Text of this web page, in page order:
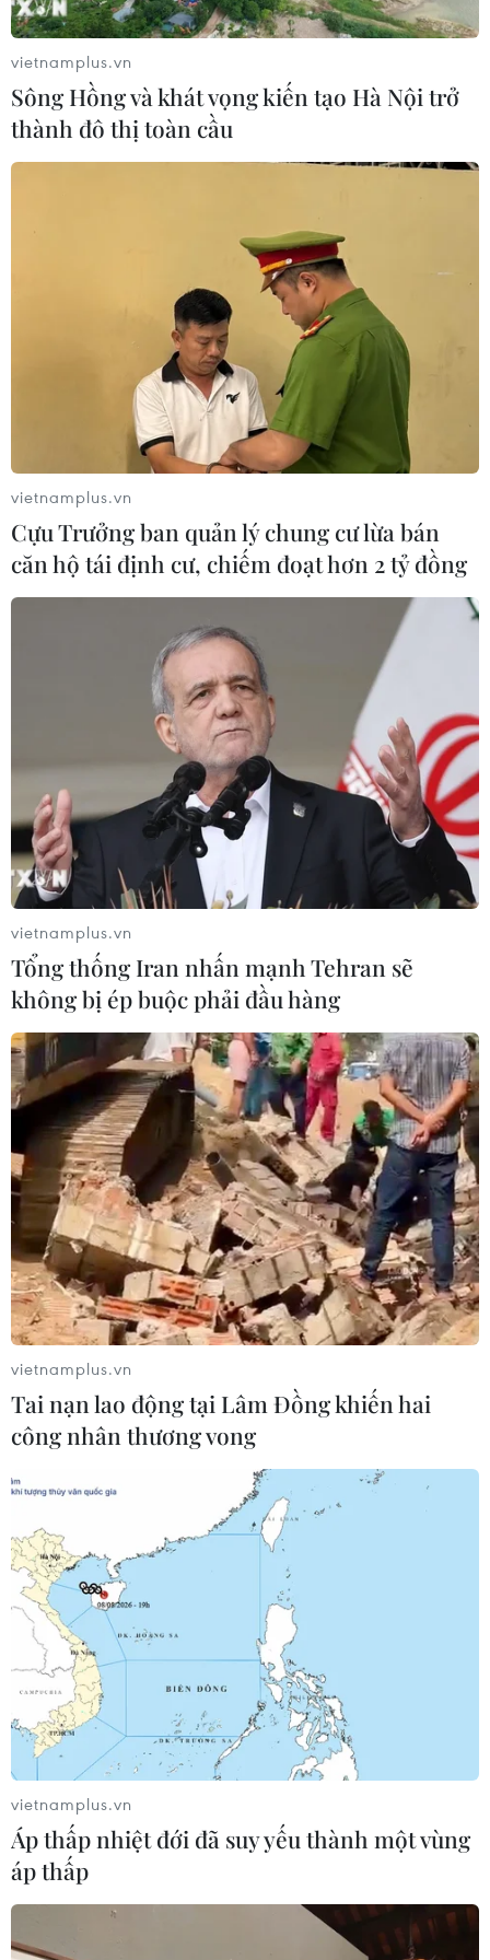
An Giang: Điều tra vụ cháy xe taxi khiến
Người dân phát hiện bên lề đường cạnh kênh xáng AB
thuộc tổ 1, ấp Long Quới 1, xã Long Điền B, có một chiếc
xe loại 4 chỗ ngồi bị cháy rụi trơ khung và tại ghế ngồi
của tài xế có một bộ xương.
Không khởi tố hình sự vụ xe taxi cháy
khiến 1 người tử vong ở An Giang
28/06/2021 13:44
Căn cứ kết quả điều tra, Cơ quan cảnh sát điều tra
Công an tỉnh An Giang xét thấy vụ việc không có dấu
hiệu phạm tội nên Cơ quan điều tra quyết định không
khởi tố vụ án hình sự.
vietnamplus.vn
Sông Hồng và khát vọng kiến tạo Hà Nội trở
thành đô thị toàn cầu
vietnamplus.vn
Cựu Trưởng ban quản lý chung cư lừa bán
căn hộ tái định cư, chiếm đoạt hơn 2 tỷ đồng
vietnamplus.vn
Tổng thống Iran nhấn mạnh Tehran sẽ
không bị ép buộc phải đầu hàng
vietnamplus.vn
Tai nạn lao động tại Lâm Đồng khiến hai
công nhân thương vong
vietnamplus.vn
Áp thấp nhiệt đới đã suy yếu thành một vùng
áp thấp